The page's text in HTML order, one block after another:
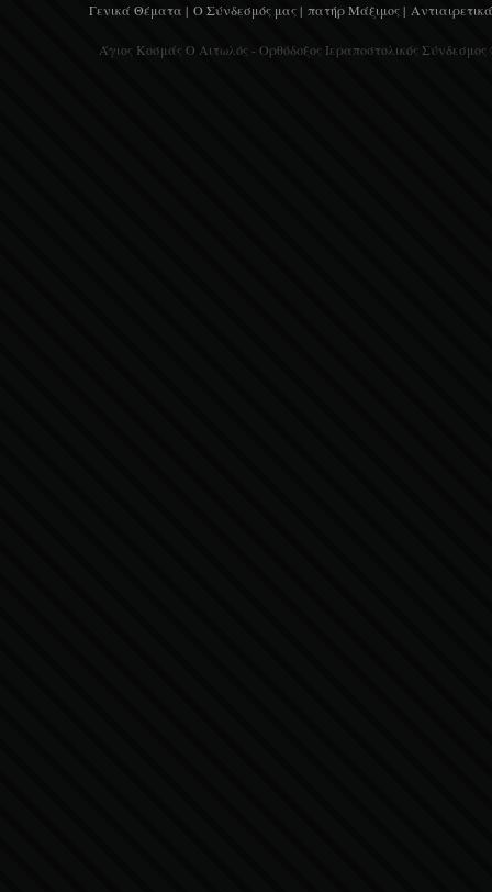
Γενικά Θέματα | Ο Σύνδεσμός μας | πατήρ Μάξιμος |
Άγιος Κοσμάς Ο Αιτωλός - Ορθόδοξος Ιεραποστολικός